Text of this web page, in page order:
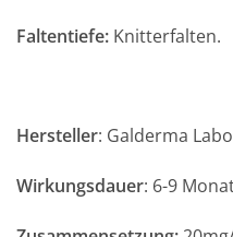
Faltentiefe: Knitterfalten.
Hersteller: Galderma
Wirkungsdauer: 6-9